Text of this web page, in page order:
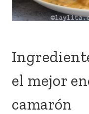
el mejor
camarón